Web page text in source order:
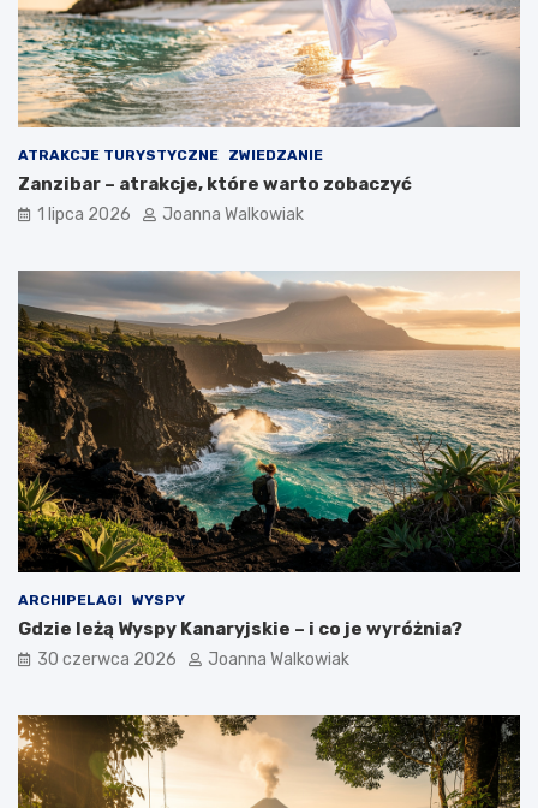
ATRAKCJE TURYSTYCZNE ZWIEDZANIE
Zanzibar – atrakcje, które warto zobaczyć
1 lipca 2026 Joanna Walkowiak
ARCHIPELAGI WYSPY
Gdzie leżą Wyspy Kanaryjskie – i co je wyróżnia?
30 czerwca 2026 Joanna Walkowiak